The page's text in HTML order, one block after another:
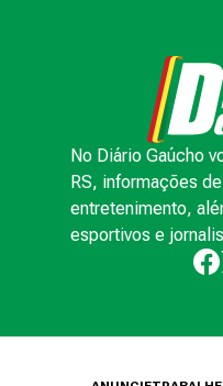
No Diário Gaúcho
RS, informações
entretenimento,
esportivos e